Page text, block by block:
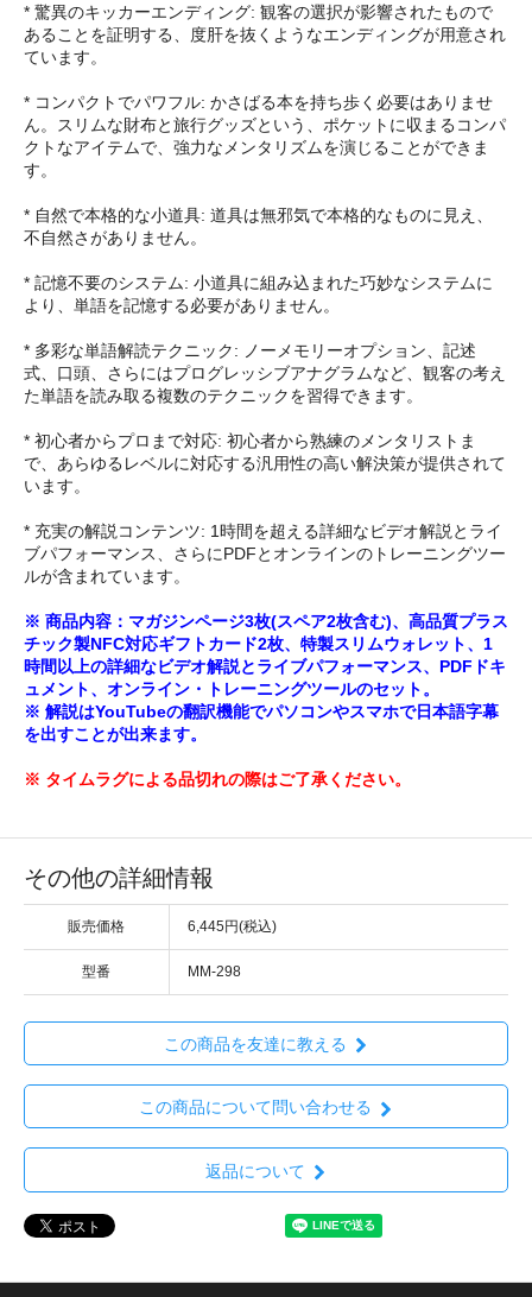
* 驚異のキッカーエンディング: 観客の選択が影響されたもので
あることを証明する、度肝を抜くようなエンディングが用意され
ています。
* コンパクトでパワフル: かさばる本を持ち歩く必要はありませ
ん。スリムな財布と旅行グッズという、ポケットに収まるコンパ
クトなアイテムで、強力なメンタリズムを演じることができま
す。
* 自然で本格的な小道具: 道具は無邪気で本格的なものに見え、
不自然さがありません。
* 記憶不要のシステム: 小道具に組み込まれた巧妙なシステムに
より、単語を記憶する必要がありません。
* 多彩な単語解読テクニック: ノーメモリーオプション、記述
式、口頭、さらにはプログレッシブアナグラムなど、観客の考え
た単語を読み取る複数のテクニックを習得できます。
* 初心者からプロまで対応: 初心者から熟練のメンタリストま
で、あらゆるレベルに対応する汎用性の高い解決策が提供されて
います。
* 充実の解説コンテンツ: 1時間を超える詳細なビデオ解説とライ
ブパフォーマンス、さらにPDFとオンラインのトレーニングツー
ルが含まれています。
※ 商品内容：マガジンページ3枚(スペア2枚含む)、高品質プラス
チック製NFC対応ギフトカード2枚、特製スリムウォレット、1
時間以上の詳細なビデオ解説とライブパフォーマンス、PDFドキ
ュメント、オンライン・トレーニングツールのセット。
※ 解説はYouTubeの翻訳機能でパソコンやスマホで日本語字幕
を出すことが出来ます。
※ タイムラグによる品切れの際はご了承ください。
その他の詳細情報
販売価格 6,445円(税込)
型番 MM-298
この商品を友達に教える
この商品について問い合わせる
返品について